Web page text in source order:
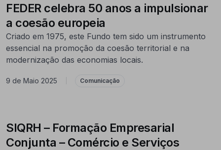
FEDER celebra 50 anos a impulsionar
a coesão europeia
Criado em 1975, este Fundo tem sido um instrumento
essencial na promoção da coesão territorial e na
modernização das economias locais.
9 de Maio 2025 Comunicação
SIQRH – Formação Empresarial
Conjunta – Comércio e Serviços